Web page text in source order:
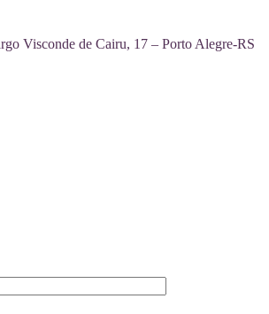
Visconde de Cairu, 17 – Porto Alegre-RS